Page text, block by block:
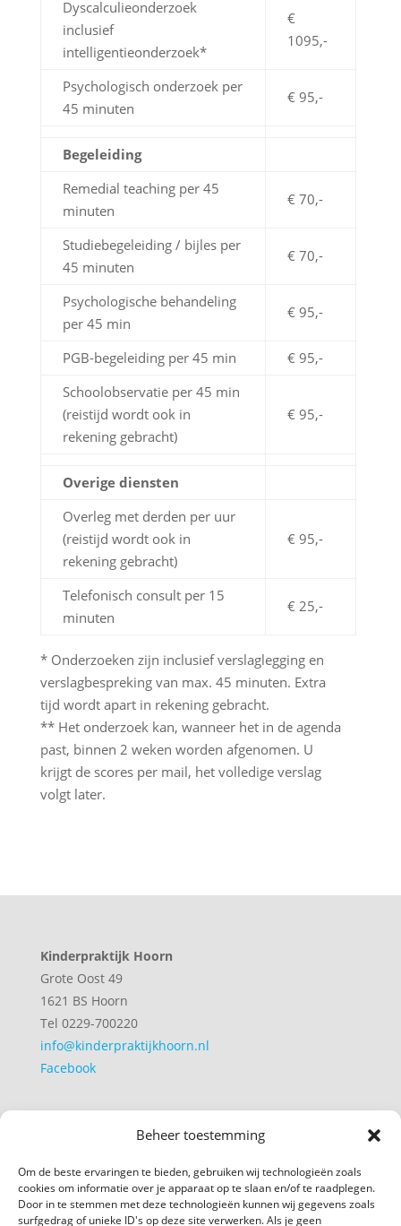
Beheer toestemming
Om de beste ervaringen te bieden, gebruiken wij technologieën zoals
cookies om informatie over je apparaat op te slaan en/of te raadplegen.
Door in te stemmen met deze technologieën kunnen wij gegevens zoals
surfgedrag of unieke ID's op deze site verwerken. Als je geen
Dyscalculieonderzoek
inclusief
intelligentieonderzoek*
€
1095,-
Psychologisch onderzoek per
45 minuten
€ 95,-
Begeleiding
Remedial teaching per 45
minuten
€ 70,-
Studiebegeleiding / bijles per
45 minuten
€ 70,-
Psychologische behandeling
per 45 min
€ 95,-
PGB-begeleiding per 45 min
€ 95,-
Schoolobservatie per 45 min
(reistijd wordt ook in
rekening gebracht)
€ 95,-
Overige diensten
Overleg met derden per uur
(reistijd wordt ook in
rekening gebracht)
€ 95,-
Telefonisch consult per 15
minuten
€ 25,-
* Onderzoeken zijn inclusief verslaglegging en
verslagbespreking van max. 45 minuten. Extra
tijd wordt apart in rekening gebracht.
** Het onderzoek kan, wanneer het in de agenda
past, binnen 2 weken worden afgenomen. U
krijgt de scores per mail, het volledige verslag
volgt later.
Kinderpraktijk Hoorn
Grote Oost 49
1621 BS Hoorn
Tel 0229-700220
info@kinderpraktijkhoorn.nl
Facebook
Algemene voorwaarden
Privacyverklaring
Cookiebeleid